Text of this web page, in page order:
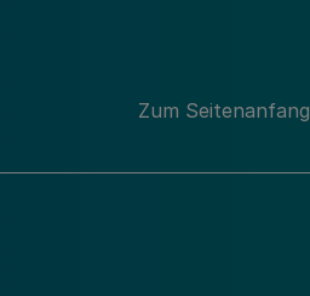
Zum Seitenanfang